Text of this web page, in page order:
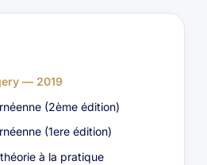
— 2019
(2ème édition)
(1ere édition)
à la pratique